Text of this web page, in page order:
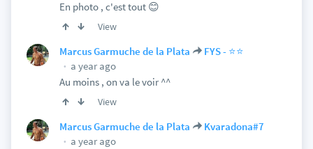
En photo , c'est tout 😊
View
Marcus Garmuche de la Plata
FYS - ⭐️⭐️
a year ago
Au moins , on va le voir ^^
View
Marcus Garmuche de la Plata
Kvaradona#7
a year ago